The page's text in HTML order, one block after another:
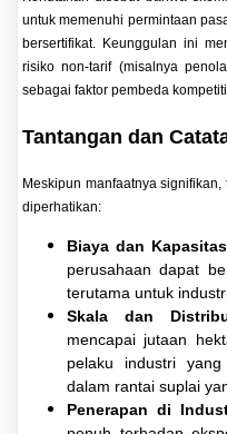
untuk memenuhi permintaan
bersertifikat. Keunggulan ini
risiko non-tarif (misalnya
sebagai faktor pembeda
Tantangan dan
Meskipun manfaatnya
diperhatikan:
Biaya dan
perusahaan dapat
terutama untuk
Skala dan
mencapai jutaan
pelaku industri
dalam rantai suplai
Penerapan di